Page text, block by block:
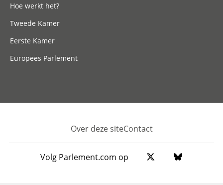
Hoe werkt het?
Tweede Kamer
Eerste Kamer
Europees Parlement
Footer
Over deze siteContact
Volg Parlement.com op